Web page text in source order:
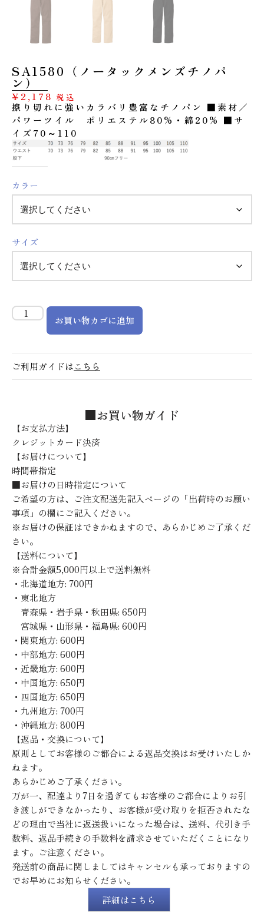
SA1580（ノータックメンズチノパ
ン）
¥ 2,178 税込
擦り切れに強いカラバリ豊富なチノパン ■素材／
パワーツイル ポリエステル80%・綿20% ■サ
イズ70～110
カラー
サイズ
お買い物カゴに追加
ご利用ガイドはこちら
■お買い物ガイド
【お支払方法】
クレジットカード決済
【お届けについて】
時間帯指定
■お届けの日時指定について
ご希望の方は、ご注文配送先記入ページの「出荷時のお願い
事項」の欄にご記入ください。
※お届けの保証はできかねますので、あらかじめご了承くだ
さい。
【送料について】
※合計金額5,000円以上で送料無料
・北海道地方: 700円
・東北地方
青森県・岩手県・秋田県: 650円
宮城県・山形県・福島県: 600円
・関東地方: 600円
・中部地方: 600円
・近畿地方: 600円
・中国地方: 650円
・四国地方: 650円
・九州地方: 700円
・沖縄地方: 800円
【返品・交換について】
原則としてお客様のご都合による返品交換はお受けいたしか
ねます。
あらかじめご了承ください。
万が一、配達より7日を過ぎてもお客様のご都合によりお引
き渡しができなかったり、お客様が受け取りを拒否されたな
どの理由で当社に返送扱いになった場合は、送料、代引き手
数料、返品手続きの手数料を請求させていただくことになり
ます。ご注意ください。
発送前の商品に関しましてはキャンセルも承っておりますの
でお早めにお知らせください。
詳細はこちら